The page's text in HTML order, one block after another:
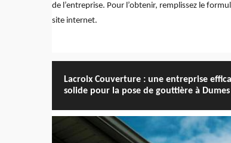
de l’entreprise. Pour l’obtenir, remplissez le
site internet.
Lacroix Couverture : une entreprise
solide pour la pose de gouttière à Dumes